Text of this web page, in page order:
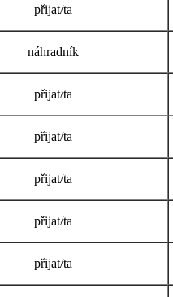
přijat/ta
náhradník
přijat/ta
přijat/ta
přijat/ta
přijat/ta
přijat/ta